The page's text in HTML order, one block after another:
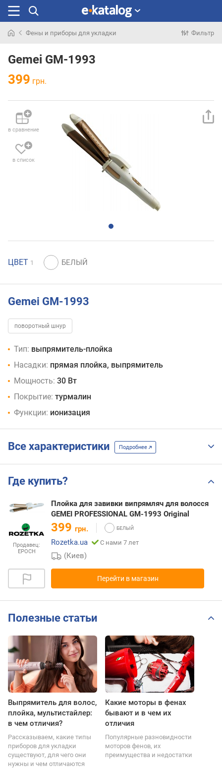
раньше
Фены и приборы для укладки Фильтр
Gemei GM-1993
399 грн.
в сравнение
в список
ЦВЕТ 1
Gemei GM-1993
поворотный шнур
Тип: выпрямитель-плойка
Насадки: прямая плойка, выпрямитель
Мощность: 30 Вт
Покрытие: турмалин
Функции: ионизация
Все характеристики Подробнее
Где купить?
Продавец:
EPOCH
Плойка для завивки випрямляч для волосся
GEMEI PROFESSIONAL GM-1993 Original
399 грн.
Rozetka.ua
С нами 7 лет
(Киев)
Перейти в магазин
Полезные статьи
Выпрямитель для волос,
плойка, мультистайлер:
в чем отличия?
Рассказываем, какие типы
приборов для укладки
существуют, для чего они
нужны и чем отличаются
Какие моторы в фенах
бывают и в чем их
отличия
Популярные разновидности
моторов фенов, их
преимущества и недостатки